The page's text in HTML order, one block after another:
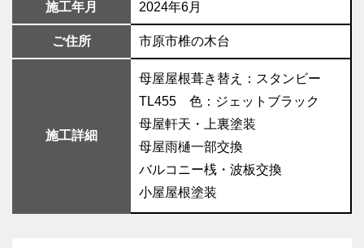
施工年月 2024年6月
ご住所 市原市椎の木台
施工詳細
母屋屋根葺き替え：スタンビー
TL455 色：ジェットブラック
母屋軒天・上裏塗装
母屋雨樋一部交換
バルコニー桟・波板交換
小屋屋根塗装